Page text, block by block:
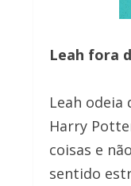
Leah fora
Leah odeia
Harry
coisas e
sentido